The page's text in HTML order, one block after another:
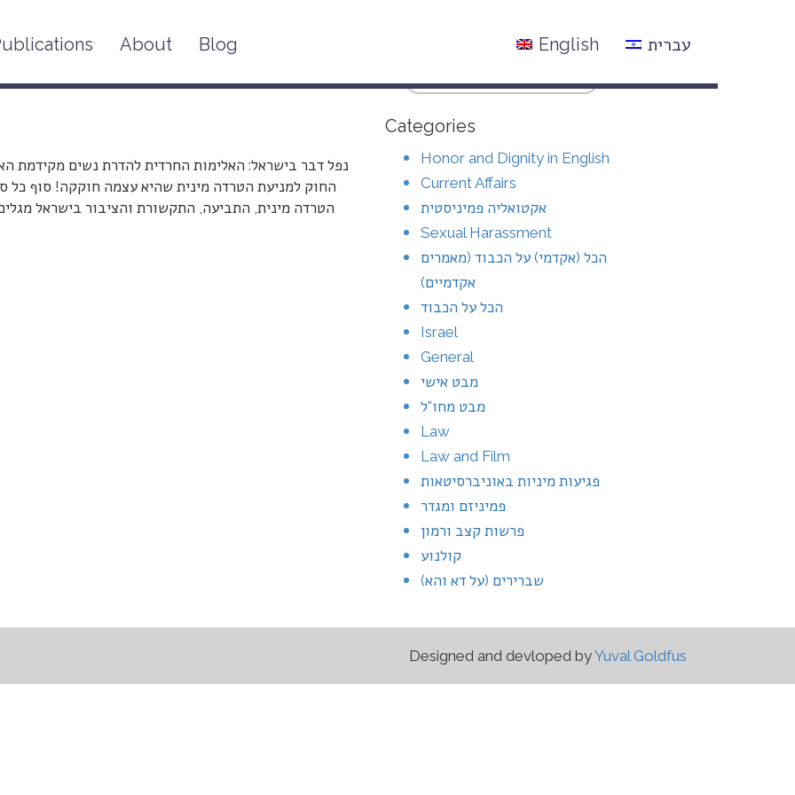
About Blog עברית English
נפל דבר בישראל: האלימות החרדית להדרת נשים מקידמת
החוק למניעת הטרדה מינית שהיא עצמה חוקקה! סוף
הטרדה מינית, התביעה, התקשורת והציבור בישראל
Categories
Honor and Dignity in English
Current Affairs
אקטואליה פמיניסטית
Sexual Harassment
הכל (אקדמי) על הכבוד (מאמרים
אקדמיים)
הכל על הכבוד
Israel
General
מבט אישי
מבט מחו"ל
Law
Law and Film
פגיעות מיניות באוניברסיטאות
פמיניזם ומגדר
פרשות קצב ורמון
קולנוע
שברירים (על דא והא)
Designed and devloped byYuval Goldfus